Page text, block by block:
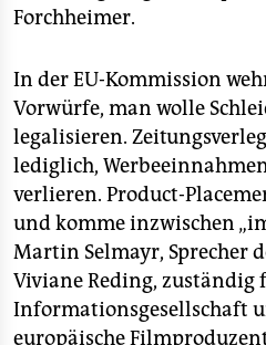
Forchheimer.
In der EU-Kommission
Vorwürfe, man wolle
legalisieren.
lediglich,
verlieren. Product-
und komme inzwischen
Martin Selmayr, Sprecher
Viviane Reding, zuständig
Informationsgesellschaft
europäische